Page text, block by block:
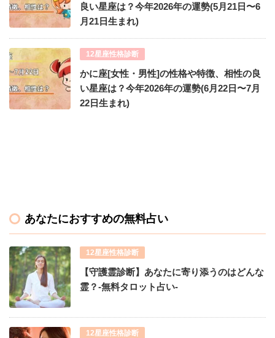
良い星座は？今年2026年の運勢(5月21日〜6
月21日生まれ)
12星座性格診断
かに座[女性・男性]の性格や特徴、相性の良
い星座は？今年2026年の運勢(6月22日〜7月
22日生まれ)
あなたにおすすめの無料占い
12星座性格診断
【守護霊診断】あなたに寄り添うのはどんな
霊？-無料タロット占い-
12星座性格診断